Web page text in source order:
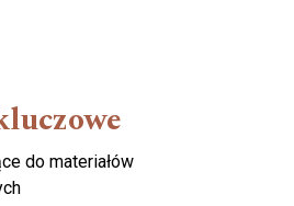
do materiałów